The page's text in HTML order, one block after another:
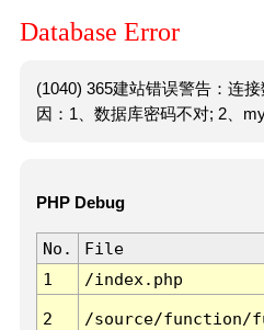
Database Error
(1040) 365建站错误警告：连
因：1、数据库密码不对; 2、
PHP Debug
No. File
1
/index.php
2 /source/function/